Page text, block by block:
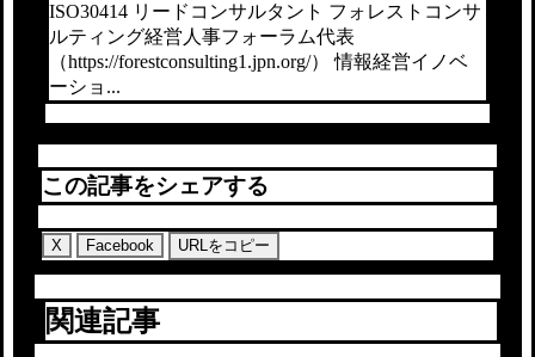
ISO30414 リードコンサルタント フォレストコンサ
ルティング経営人事フォーラム代表
（https://forestconsulting1.jpn.org/） 情報経営イノベ
ーショ...
この記事をシェアする
X Facebook URLをコピー
関連記事